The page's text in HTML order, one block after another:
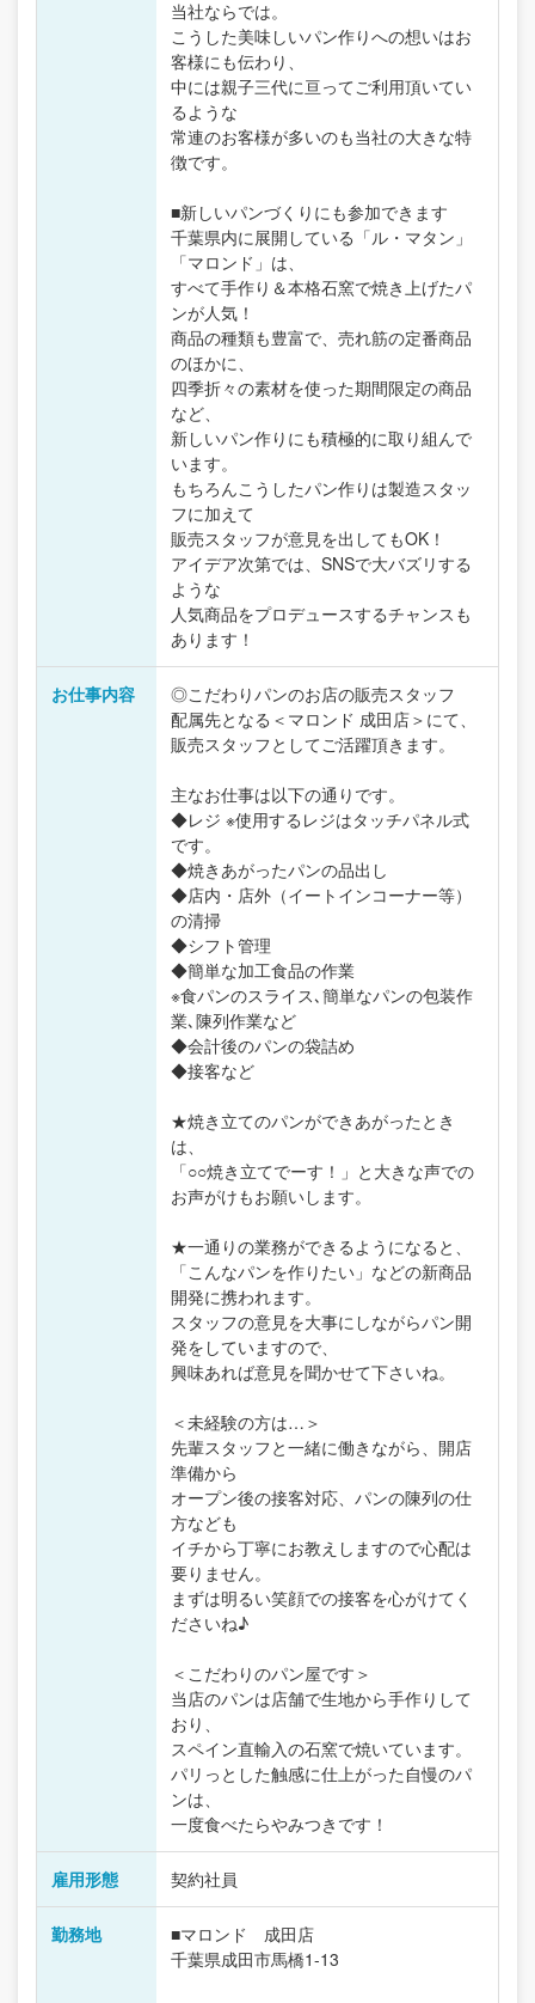
当社ならでは。
こうした美味しいパン作りへの想いはお
客様にも伝わり、
中には親子三代に亘ってご利用頂いてい
るような
常連のお客様が多いのも当社の大きな特
徴です。
■新しいパンづくりにも参加できます
千葉県内に展開している「ル・マタン」
「マロンド」は、
すべて手作り＆本格石窯で焼き上げたパ
ンが人気！
商品の種類も豊富で、売れ筋の定番商品
のほかに、
四季折々の素材を使った期間限定の商品
など、
新しいパン作りにも積極的に取り組んで
います。
もちろんこうしたパン作りは製造スタッ
フに加えて
販売スタッフが意見を出してもOK！
アイデア次第では、SNSで大バズリする
ような
人気商品をプロデュースするチャンスも
あります！
お仕事内容
◎こだわりパンのお店の販売スタッフ
配属先となる＜マロンド 成田店＞にて、
販売スタッフとしてご活躍頂きます。
主なお仕事は以下の通りです。
◆レジ ※使用するレジはタッチパネル式
です。
◆焼きあがったパンの品出し
◆店内・店外（イートインコーナー等）
の清掃
◆シフト管理
◆簡単な加工食品の作業
※食パンのスライス､簡単なパンの包装作
業､陳列作業など
◆会計後のパンの袋詰め
◆接客など
★焼き立てのパンができあがったとき
は、
「○○焼き立てでーす！」と大きな声での
お声がけもお願いします。
★一通りの業務ができるようになると、
「こんなパンを作りたい」などの新商品
開発に携われます。
スタッフの意見を大事にしながらパン開
発をしていますので、
興味あれば意見を聞かせて下さいね。
＜未経験の方は…＞
先輩スタッフと一緒に働きながら、開店
準備から
オープン後の接客対応、パンの陳列の仕
方なども
イチから丁寧にお教えしますので心配は
要りません。
まずは明るい笑顔での接客を心がけてく
ださいね♪
＜こだわりのパン屋です＞
当店のパンは店舗で生地から手作りして
おり、
スペイン直輸入の石窯で焼いています。
パリっとした触感に仕上がった自慢のパ
ンは、
一度食べたらやみつきです！
雇用形態 契約社員
勤務地
■マロンド 成田店
千葉県成田市馬橋1-13